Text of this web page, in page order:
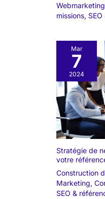
Webmarketing
missions,
Mar
7
2024
Stratégie de
votre
Construction
Marketing,
SEO &